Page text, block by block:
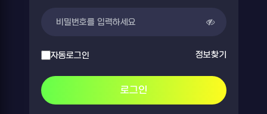
자동로그인 정보찾기
로그인